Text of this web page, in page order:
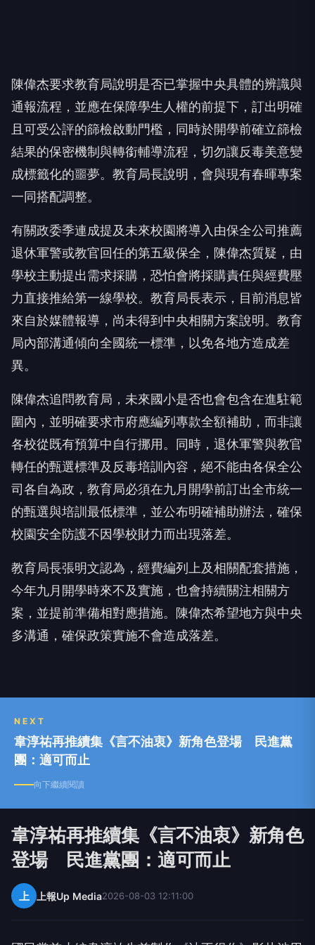
陳偉杰要求教育局說明是否已掌握中央具體的辨識與
通報流程，並應在保障學生人權的前提下，訂出明確
且可受公評的篩檢啟動門檻，同時於開學前確立篩檢
結果的保密機制與轉銜輔導流程，切勿讓反毒美意變
成標籤化的噩夢。教育局長說明，會與現有春暉專案
一同搭配調整。
有關政委季連成提及未來校園將導入由保全公司推薦
退休軍警或教官回任的第五級保全，陳偉杰質疑，由
學校主動提出需求採購，恐怕會將採購責任與經費壓
力直接推給第一線學校。教育局長表示，目前消息皆
來自於媒體報導，尚未得到中央相關方案說明。教育
局內部溝通傾向全國統一標準，以免各地方造成差
異。
陳偉杰追問教育局，未來國小是否也會包含在進駐範
圍內，並明確要求市府應編列專款全額補助，而非讓
各校從既有預算中自行挪用。同時，退休軍警與教官
轉任的甄選標準及反毒培訓內容，絕不能由各保全公
司各自為政，教育局必須在九月開學前訂出全市統一
的甄選與培訓最低標準，並公布明確補助辦法，確保
校園安全防護不因學校財力而出現落差。
教育局長張明文認為，經費編列上及相關配套措施，
今年九月開學時來不及實施，也會持續關注相關方
案，並提前準備相對應措施。陳偉杰希望地方與中央
多溝通，確保政策實施不會造成落差。
NEXT
韋淳祐再推續集《言不油衷》新角色登場 民進黨
團：適可而止
向下繼續閱讀
韋淳祐再推續集《言不油衷》新角色
登場 民進黨團：適可而止
上 上報Up Media2026-08-03 12:11:00